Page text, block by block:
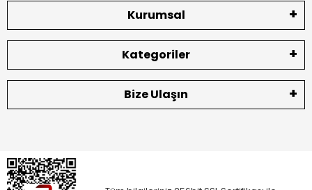
Kurumsal
Kategoriler
Bize Ulaşın